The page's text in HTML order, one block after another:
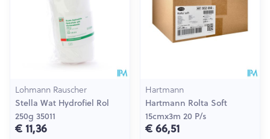
Lohmann Rauscher
Stella Wat Hydrofiel Rol
250g 35011
€ 11,36
Hartmann
Hartmann Rolta Soft
15cmx3m 20 P/s
€ 66,51